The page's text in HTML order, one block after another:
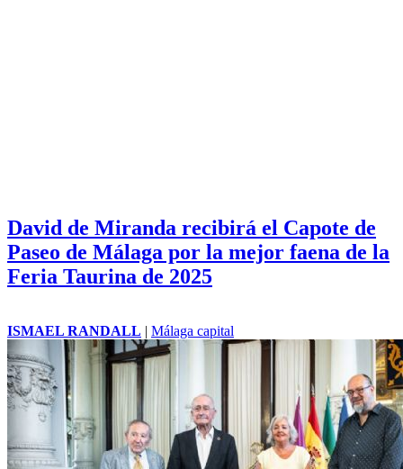
David de Miranda recibirá el Capote de
Paseo de Málaga por la mejor faena de la
Feria Taurina de 2025
ISMAEL RANDALL | Málaga capital